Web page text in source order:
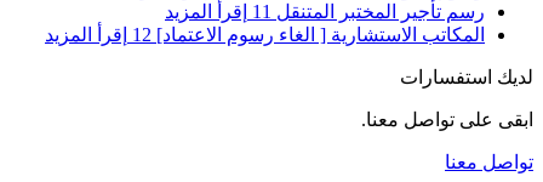
رسم تأجير المختبر المتنقل 11 إقرأ المزيد
المكاتب الاستشارية [ الغاء رسوم الاعتماد] 12 إقرأ المزيد
لديك استفسارات
ابقى على تواصل معنا.
تواصل معنا